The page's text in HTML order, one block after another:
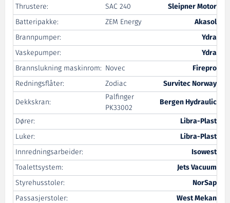
Thrustere:
SAC 240
Sleipner Motor
Batteripakke:
ZEM Energy
Akasol
Brannpumper:
Ydra
Vaskepumper:
Ydra
Brannslukning maskinrom: Novec
Firepro
Redningsflåter:
Zodiac
Survitec Norway
Dekkskran:
Palfinger
PK33002
Bergen Hydraulic
Dører:
Libra-Plast
Luker:
Libra-Plast
Innredningsarbeider:
Isowest
Toalettsystem:
Jets Vacuum
Styrehusstoler:
NorSap
Passasjerstoler:
West Mekan